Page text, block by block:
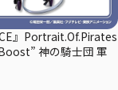
』Portrait.Of.Pirates
神の騎士団 軍